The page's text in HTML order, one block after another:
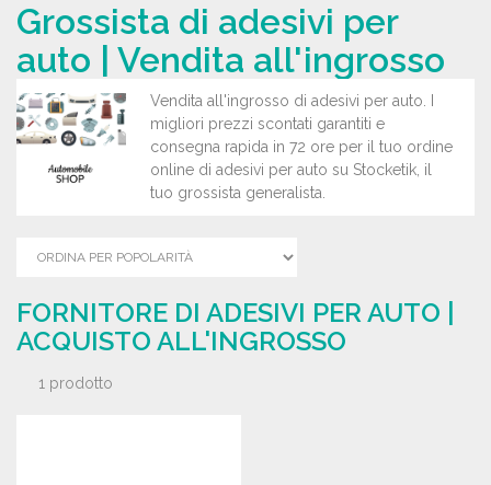
Grossista di adesivi per
auto | Vendita all'ingrosso
Vendita all'ingrosso di adesivi per auto. I
migliori prezzi scontati garantiti e
consegna rapida in 72 ore per il tuo ordine
online di adesivi per auto su Stocketik, il
tuo grossista generalista.
FORNITORE DI ADESIVI PER AUTO |
ACQUISTO ALL'INGROSSO
1 prodotto